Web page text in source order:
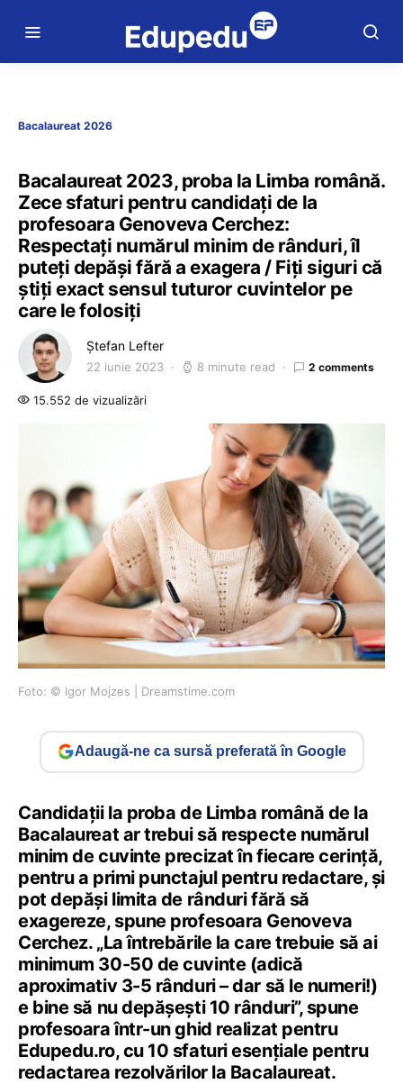
Bacalaureat 2026
Bacalaureat 2023, proba la Limba română.
Zece sfaturi pentru candidați de la
profesoara Genoveva Cerchez:
Respectați numărul minim de rânduri, îl
puteți depăși fără a exagera / Fiți siguri că
știți exact sensul tuturor cuvintelor pe
care le folosiți
Ștefan Lefter
22 iunie 2023 8 minute read 2 comments
15.552 de vizualizări
Foto: © Igor Mojzes | Dreamstime.com
Adaugă-ne ca sursă preferată în Google
Candidații la proba de Limba română de la
Bacalaureat ar trebui să respecte numărul
minim de cuvinte precizat în fiecare cerință,
pentru a primi punctajul pentru redactare, și
pot depăși limita de rânduri fără să
exagereze, spune profesoara Genoveva
Cerchez. „La întrebările la care trebuie să ai
minimum 30-50 de cuvinte (adică
aproximativ 3-5 rânduri – dar să le numeri!)
e bine să nu depășești 10 rânduri”, spune
profesoara într-un ghid realizat pentru
Edupedu.ro, cu 10 sfaturi esențiale pentru
redactarea rezolvărilor la Bacalaureat.